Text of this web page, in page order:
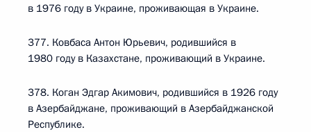
в 1976 году в Украине, проживающая в Украине.
377. Ковбаса Антон Юрьевич, родившийся в
1980 году в Казахстане, проживающий в Украине.
378. Коган Эдгар Акимович, родившийся в 1926 году
в Азербайджане, проживающий в Азербайджанской
Республике.